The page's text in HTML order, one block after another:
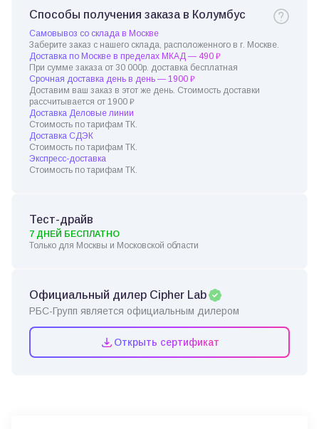
Способы получения заказа в Колумбус
Самовывоз со склада в Москве
Заберите заказ с нашего склада, расположенного в г. Москве.
Доставка по Москве в пределах МКАД — 490 ₽
При сумме заказа от 30 000р. доставка бесплатная
Срочная доставка день в день — 1900 ₽
Доставим ваш заказ в этот же день. Стоимость доставки
рассчитывается от 1900 ₽
Доставка Деловые линии
Стоимость по тарифам ТК.
Доставка СДЭК
Стоимость по тарифам ТК.
Экспресс-доставка
Стоимость по тарифам ТК.
Тест-драйв
7 ДНЕЙ БЕСПЛАТНО
Только для Москвы и Московской области
Официальный дилер Cipher Lab
РБС-Групп является официальным дилером
Открыть сертификат